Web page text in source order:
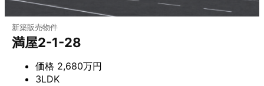
新築販売物件
満屋2-1-28
価格 2,680万円
3LDK